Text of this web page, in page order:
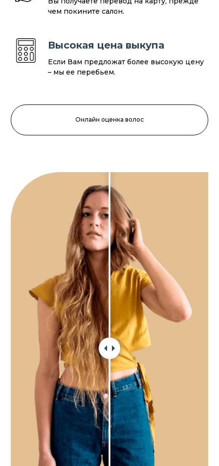
чем покините салон.
Высокая цена выкупа
Если Вам предложат более высокую цену
– мы ее перебьем.
Онлайн оценка волос